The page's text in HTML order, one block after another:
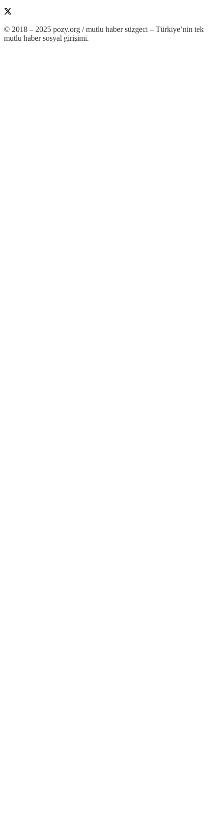
© 2018 – 2025 pozy.org / mutlu haber süzgeci – Türkiye’nin tek
mutlu haber sosyal girişimi.